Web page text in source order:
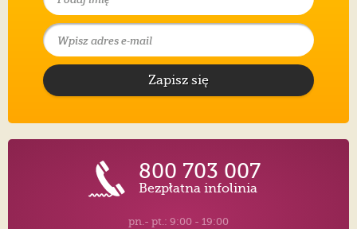
Zapisz się
800 703 007
Bezpłatna infolinia
pn.- pt.: 9:00 - 19:00